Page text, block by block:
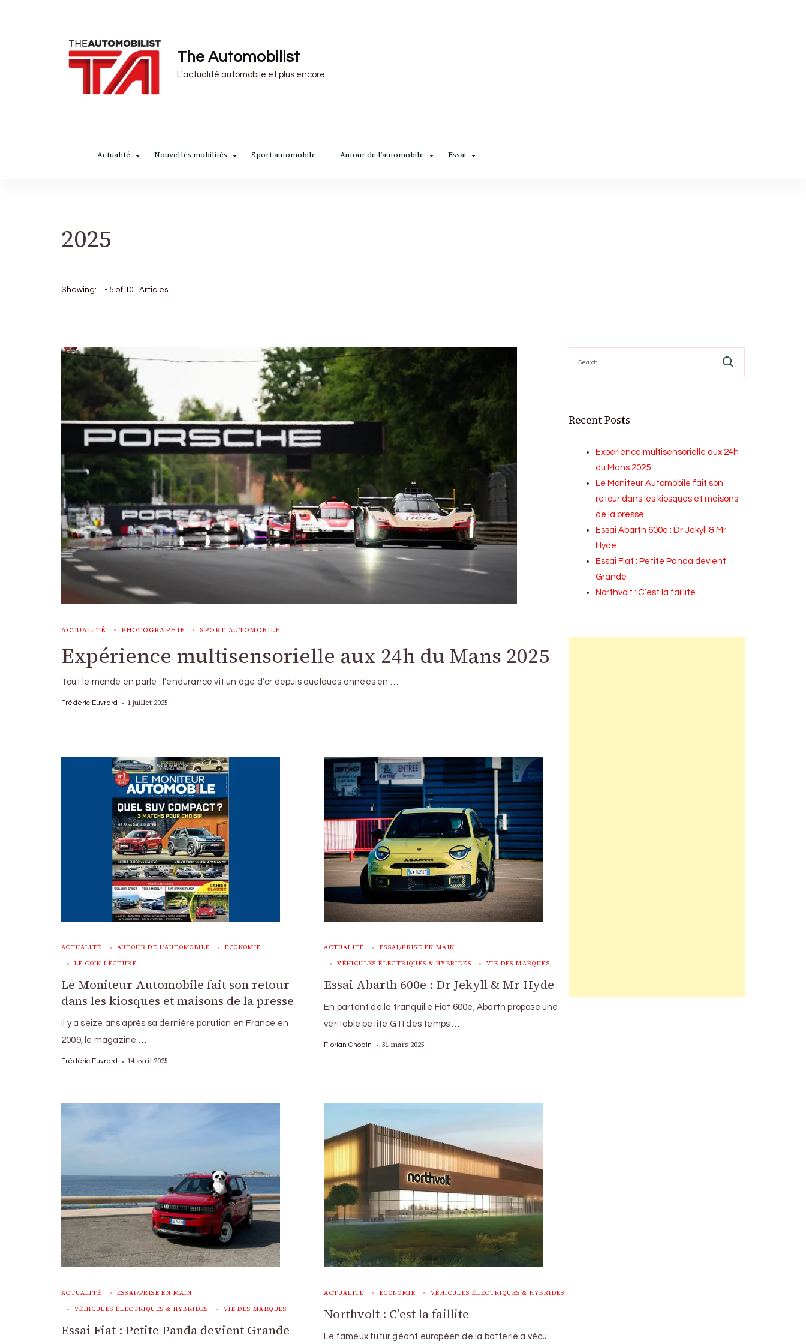
The Automobilist
L'actualité automobile et plus encore
Actualité Nouvelles mobilités Sport automobile Autour de l’automobile Essai
2025
Showing: 1 - 5 of 101 Articles
ACTUALITÉ PHOTOGRAPHIE SPORT AUTOMOBILE
Expérience multisensorielle aux 24h du Mans 2025
Tout le monde en parle : l’endurance vit un âge d’or depuis quelques années en …
Frédéric Euvrard 1 juillet 2025
ACTUALITÉ AUTOUR DE L'AUTOMOBILE ECONOMIE
LE COIN LECTURE
Le Moniteur Automobile fait son retour
dans les kiosques et maisons de la presse
Il y a seize ans après sa dernière parution en France en
2009, le magazine …
Frédéric Euvrard 14 avril 2025
ACTUALITÉ ESSAI/PRISE EN MAIN
VÉHICULES ÉLECTRIQUES & HYBRIDES VIE DES MARQUES
Essai Abarth 600e : Dr Jekyll & Mr Hyde
En partant de la tranquille Fiat 600e, Abarth propose une
véritable petite GTI des temps …
Florian Chopin 31 mars 2025
ACTUALITÉ ESSAI/PRISE EN MAIN
VÉHICULES ÉLECTRIQUES & HYBRIDES VIE DES MARQUES
Essai Fiat : Petite Panda devient Grande
ACTUALITÉ ECONOMIE VÉHICULES ÉLECTRIQUES & HYBRIDES
Northvolt : C’est la faillite
Le fameux futur géant européen de la batterie a vécu
for:
Recent Posts
Expérience multisensorielle aux 24h
du Mans 2025
Le Moniteur Automobile fait son
retour dans les kiosques et maisons
de la presse
Essai Abarth 600e : Dr Jekyll & Mr
Hyde
Essai Fiat : Petite Panda devient
Grande
Northvolt : C’est la faillite